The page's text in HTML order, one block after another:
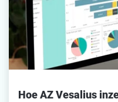
Hoe AZ Vesalius